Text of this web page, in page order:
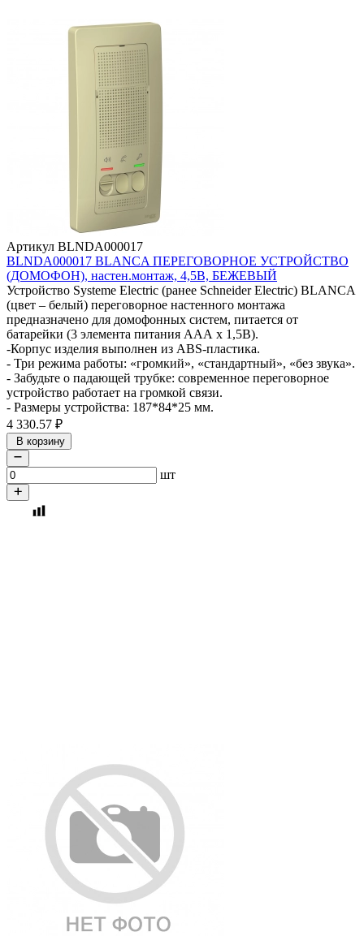
Артикул BLNDA000017
BLNDA000017 BLANCA ПЕРЕГОВОРНОЕ УСТРОЙСТВО
(ДОМОФОН), настен.монтаж, 4,5В, БЕЖЕВЫЙ
Устройство Systeme Electric (ранее Schneider Electric) BLANCA
(цвет – белый) переговорное настенного монтажа
предназначено для домофонных систем, питается от
батарейки (3 элемента питания ААА х 1,5В).
-Корпус изделия выполнен из ABS-пластика.
- Три режима работы: «громкий», «стандартный», «без звука».
- Забудьте о падающей трубке: современное переговорное
устройство работает на громкой связи.
- Размеры устройства: 187*84*25 мм.
4 330.57 ₽
В корзину
шт